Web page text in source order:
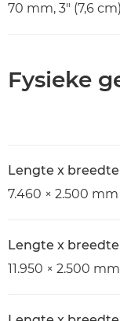
70 mm, 3" (7,6
Fysieke
Lengte x breedte
7.460 × 2.500 mm
Lengte x breedte
11.950 × 2.500 mm